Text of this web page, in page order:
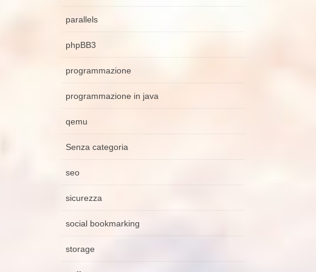
parallels
phpBB3
programmazione
programmazione in java
qemu
Senza categoria
seo
sicurezza
social bookmarking
storage